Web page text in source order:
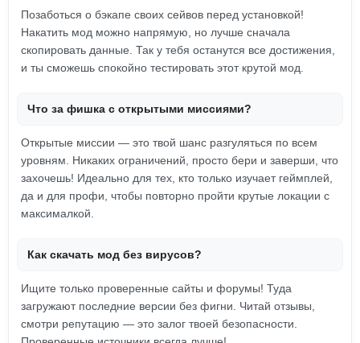
Позаботься о бэкапе своих сейвов перед установкой!
Накатить мод можно напрямую, но лучше сначала
скопировать данные. Так у тебя останутся все достижения,
и ты сможешь спокойно тестировать этот крутой мод.
Что за фишка с открытыми миссиями?
Открытые миссии — это твой шанс разгуляться по всем
уровням. Никаких ограничений, просто бери и заверши, что
захочешь! Идеально для тех, кто только изучает геймплей,
да и для профи, чтобы повторно пройти крутые локации с
максималкой.
Как скачать мод без вирусов?
Ищите только проверенные сайты и форумы! Туда
загружают последние версии без фигни. Читай отзывы,
смотри репутацию — это залог твоей безопасности.